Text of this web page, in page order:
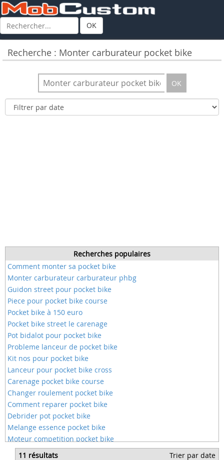
OK
Recherche : Monter carburateur pocket bike
OK
Recherches populaires
Comment monter sa pocket bike
Monter carburateur carburateur phbg
Guidon street pour pocket bike
Piece pour pocket bike course
Pocket bike à 150 euro
Pocket bike street le carenage
Pot bidalot pour pocket bike
Probleme lanceur de pocket bike
Kit nos pour pocket bike
Lanceur pour pocket bike cross
Carenage pocket bike course
Changer roulement pocket bike
Comment reparer pocket bike
Debrider pot pocket bike
Melange essence pocket bike
Moteur competition pocket bike
Moteur polini pocket bike
11 résultats Trier par date